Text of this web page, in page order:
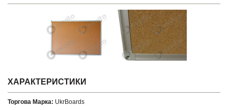
ХАРАКТЕРИСТИКИ
Торгова Марка: UkrBoards